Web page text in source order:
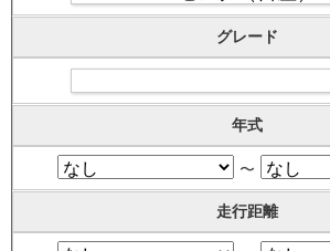
グレード
年式
〜
走行距離